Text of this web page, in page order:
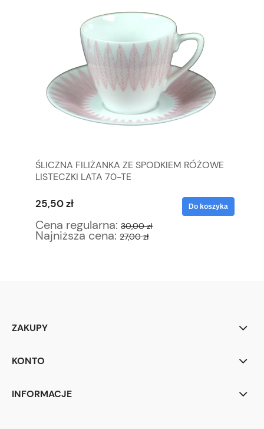
ŚLICZNA FILIŻANKA ZE SPODKIEM RÓŻOWE
LISTECZKI LATA 70-TE
25,50 zł
Cena regularna: 30,00 zł
Najniższa cena: 27,00 zł
Do koszyka
ZAKUPY
KONTO
INFORMACJE